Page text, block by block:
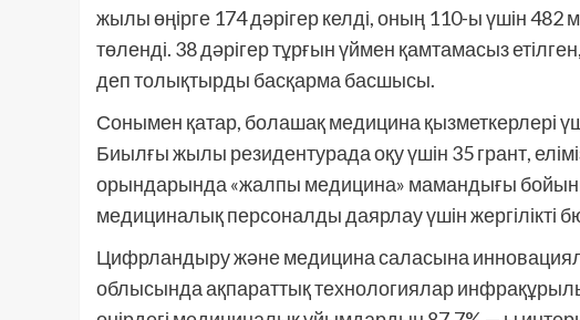
жылы өңірге 174 дәрігер келді, оның 110-ы үшін
төленді. 38 дәрігер тұрғын үймен қамтамасыз
деп толықтырды басқарма басшысы.
Сонымен қатар, болашақ медицина қызметкерлері
Биылғы жылы резидентурада оқу үшін 35 грант,
орындарында «жалпы медицина» мамандығы
медициналық персоналды даярлау үшін жергілікті
Цифрландыру және медицина саласына
облысында ақпараттық технологиялар